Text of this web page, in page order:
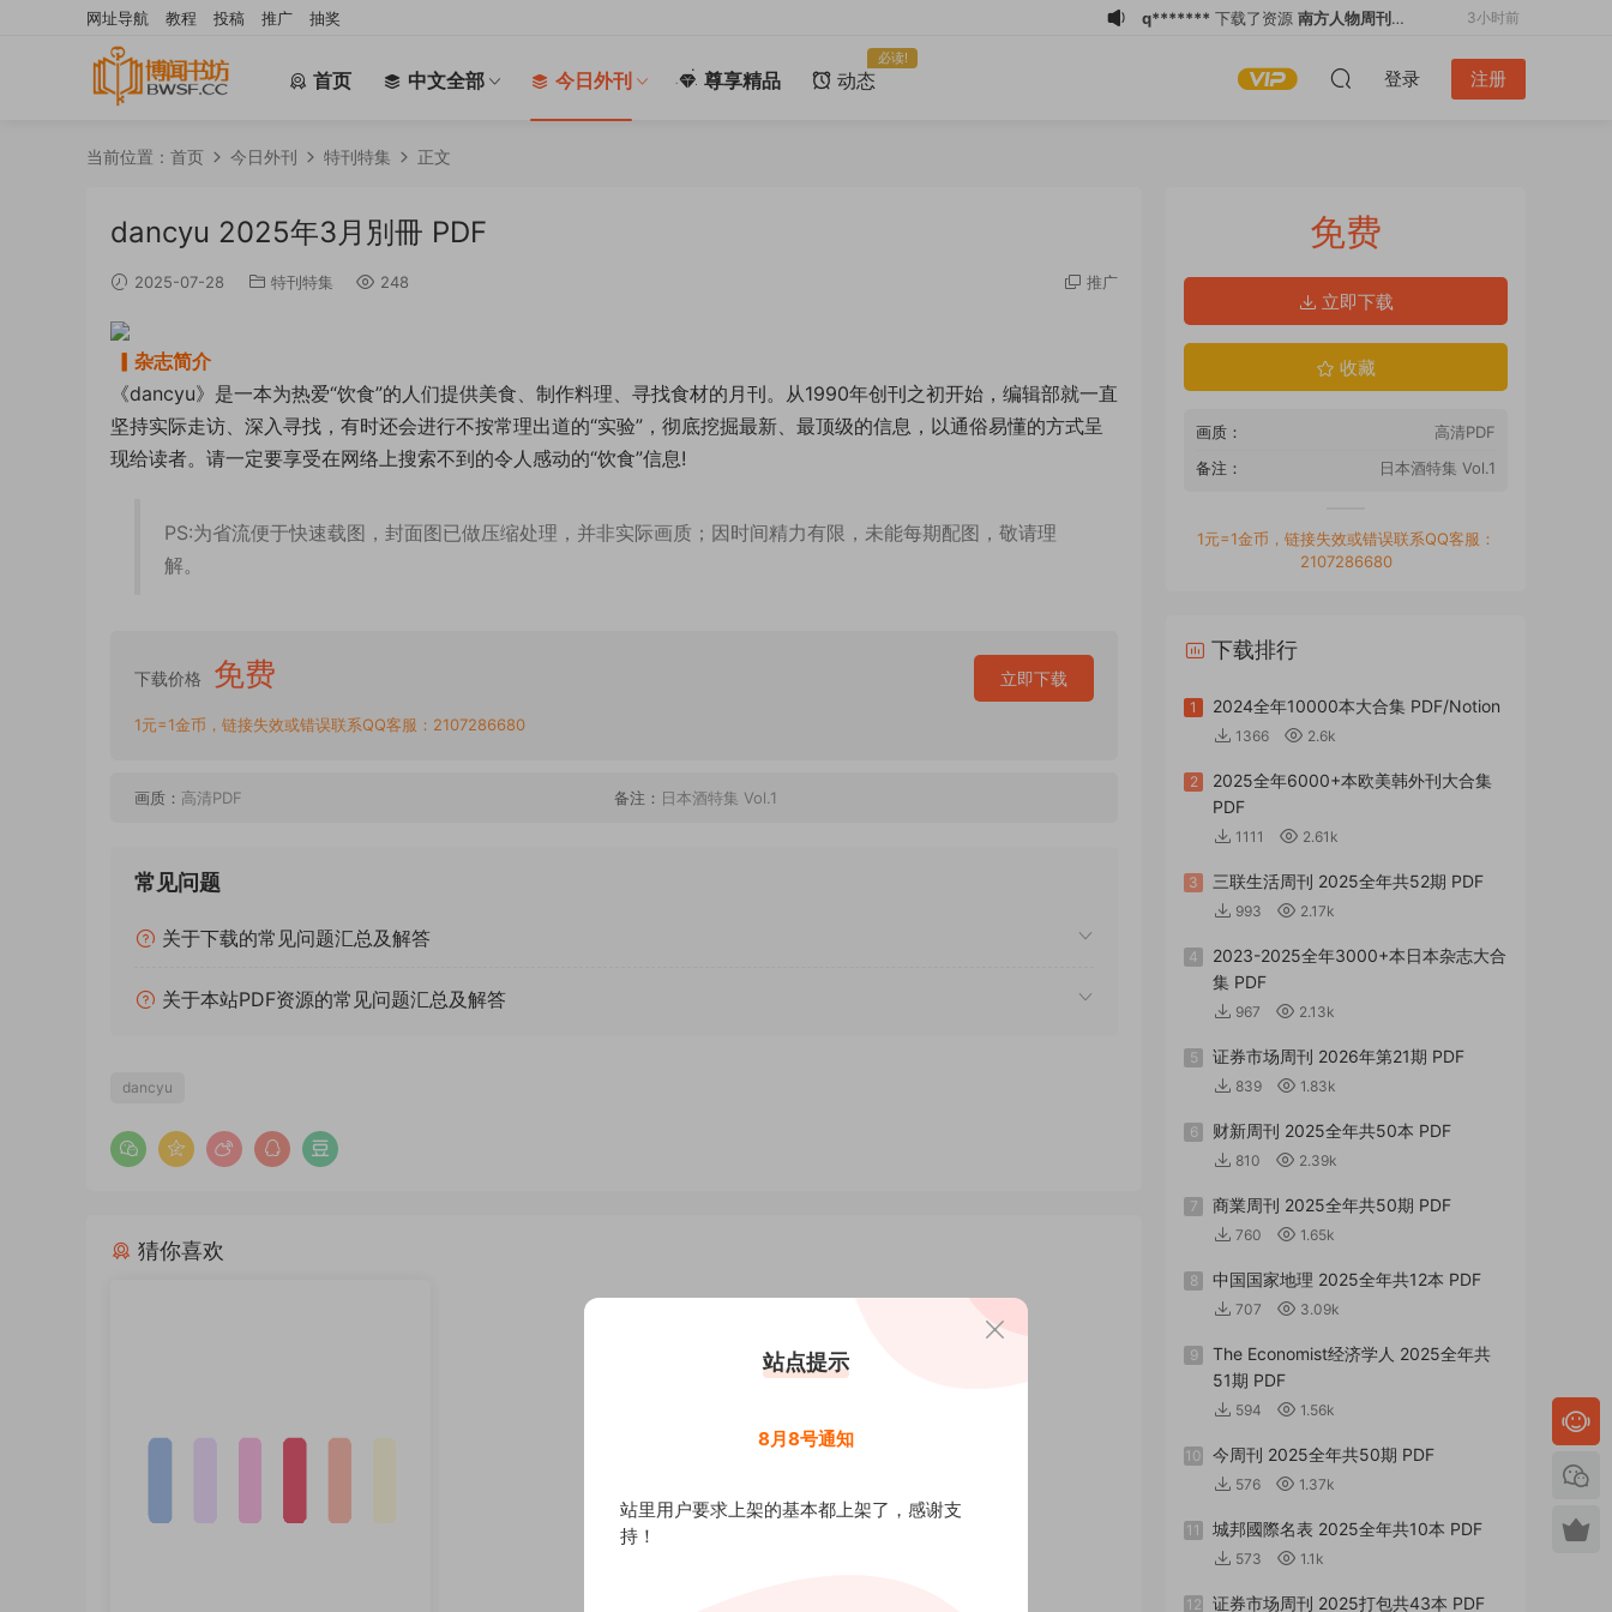
首页 中文全部 今日外刊 尊享精品 动态
必读!
登录 注册
网址导航 教程 投稿 推广 抽奖 q******* 下载了资源 南方人物周刊
3小时前
购买了资源天下雜誌 2026/8/5
3小时前
清华管理评论 2026年第
q*******下载了资源财经杂志 2026全
2小时前
当前位置： 首页 今日外刊 特刊特集 正文
dancyu 2025年3月別冊 PDF
2025-07-28 特刊特集 248 推广
▎杂志简介
《dancyu》是一本为热爱“饮食”的人们提供美食、制作料理、寻找食材的月刊。从1990年创刊之初开始，编辑部就一直
坚持实际走访、深入寻找，有时还会进行不按常理出道的“实验”，彻底挖掘最新、最顶级的信息，以通俗易懂的方式呈
现给读者。请一定要享受在网络上搜索不到的令人感动的“饮食”信息!
PS:为省流便于快速载图，封面图已做压缩处理，并非实际画质；因时间精力有限，未能每期配图，敬请理
解。
下载价格 免费 立即下载
1元=1金币，链接失效或错误联系QQ客服：2107286680
画质： 高清PDF 备注： 日本酒特集 Vol.1
常见问题
关于下载的常见问题汇总及解答
关于本站PDF资源的常见问题汇总及解答
dancyu
猜你喜欢
免费
立即下载
收藏
画质：
高清PDF
备注：
日本酒特集 Vol.1
1元=1金币，链接失效或错误联系QQ客服：
2107286680
下载排行
1 2024全年10000本大合集 PDF/Notion
1366 2.6k
2
2025全年6000+本欧美韩外刊大合集
PDF
1111 2.61k
3 三联生活周刊 2025全年共52期 PDF
993 2.17k
4
2023-2025全年3000+本日本杂志大合
集 PDF
967 2.13k
5 证券市场周刊 2026年第21期 PDF
839 1.83k
6 财新周刊 2025全年共50本 PDF
810 2.39k
7 商業周刊 2025全年共50期 PDF
760 1.65k
8 中国国家地理 2025全年共12本 PDF
707 3.09k
9
The Economist经济学人 2025全年共
51期 PDF
594 1.56k
10 今周刊 2025全年共50期 PDF
576 1.37k
11 城邦國際名表 2025全年共10本 PDF
573 1.1k
12 证券市场周刊 2025打包共43本 PDF
站点提示
8月8号通知
站里用户要求上架的基本都上架了，感谢支
持！